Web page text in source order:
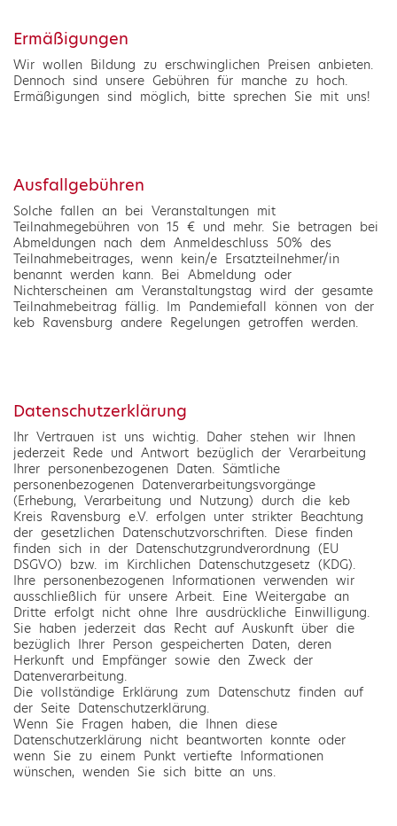
Ermäßigungen
Wir wollen Bildung zu erschwinglichen Preisen anbieten.
Dennoch sind unsere Gebühren für manche zu hoch.
Ermäßigungen sind möglich, bitte sprechen Sie mit uns!
Ausfallgebühren
Solche fallen an bei Veranstaltungen mit
Teilnahmegebühren von 15 € und mehr. Sie betragen bei
Abmeldungen nach dem Anmeldeschluss 50% des
Teilnahmebeitrages, wenn kein/e Ersatzteilnehmer/in
benannt werden kann. Bei Abmeldung oder
Nichterscheinen am Veranstaltungstag wird der gesamte
Teilnahmebeitrag fällig. Im Pandemiefall können von der
keb Ravensburg andere Regelungen getroffen werden.
Datenschutzerklärung
Ihr Vertrauen ist uns wichtig. Daher stehen wir Ihnen
jederzeit Rede und Antwort bezüglich der Verarbeitung
Ihrer personenbezogenen Daten. Sämtliche
personenbezogenen Datenverarbeitungsvorgänge
(Erhebung, Verarbeitung und Nutzung) durch die keb
Kreis Ravensburg e.V. erfolgen unter strikter Beachtung
der gesetzlichen Datenschutzvorschriften. Diese finden
finden sich in der Datenschutzgrundverordnung (EU
DSGVO) bzw. im Kirchlichen Datenschutzgesetz (KDG).
Ihre personenbezogenen Informationen verwenden wir
ausschließlich für unsere Arbeit. Eine Weitergabe an
Dritte erfolgt nicht ohne Ihre ausdrückliche Einwilligung.
Sie haben jederzeit das Recht auf Auskunft über die
bezüglich Ihrer Person gespeicherten Daten, deren
Herkunft und Empfänger sowie den Zweck der
Datenverarbeitung.
Die vollständige Erklärung zum Datenschutz finden auf
der Seite Datenschutzerklärung.
Wenn Sie Fragen haben, die Ihnen diese
Datenschutzerklärung nicht beantworten konnte oder
wenn Sie zu einem Punkt vertiefte Informationen
wünschen, wenden Sie sich bitte an uns.